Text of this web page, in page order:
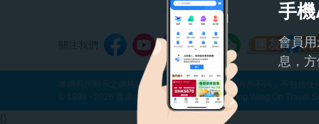
本網頁所顯示之價格因應產品種類及出發日期而有所不同，不包括
© 1999 - 2026 香港永安旅遊有限公司 Hong Kong Wing On Travel
手
會員
息，